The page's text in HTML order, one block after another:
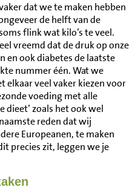
dat we te maken hebben
de helft van de
flink wat kilo’s te veel.
vreemd dat de druk op onze
en ook diabetes de laatste
nummer één. Wat we
elkaar veel vaker kiezen voor
voeding met alle
dieet’ zoals het ook wel
reden dat wij
Europeanen, te maken
precies zit, leggen we je